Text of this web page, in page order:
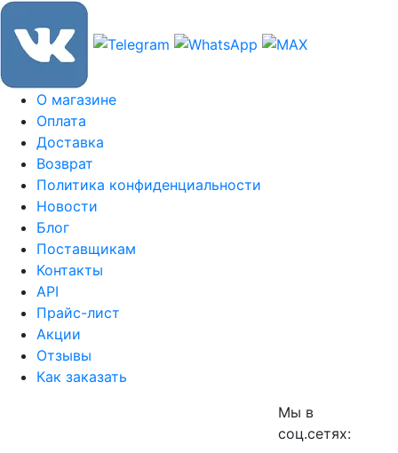
О магазине
Оплата
Доставка
Возврат
Политика конфиденциальности
Новости
Блог
Поставщикам
Контакты
API
Прайс-лист
Акции
Отзывы
Как заказать
Мы в
соц.сетях: